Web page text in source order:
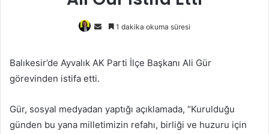
Bir
göndermek
1 dakika okuma süresi
Balıkesir’de Ayvalık AK Parti İlçe Başkanı Ali Gür
görevinden istifa etti.
Gür, sosyal medyadan yaptığı açıklamada, “Kurulduğu
günden bu yana milletimizin refahı, birliği ve huzuru için